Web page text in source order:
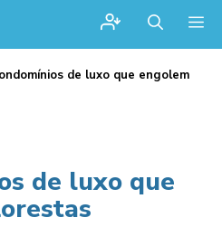
de luxo que engolem
de luxo que